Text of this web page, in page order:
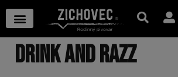
DRINK AND RAZZ